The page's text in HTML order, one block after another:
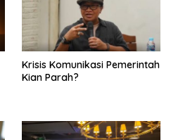
Krisis Komunikasi Pemerintah
Kian Parah?